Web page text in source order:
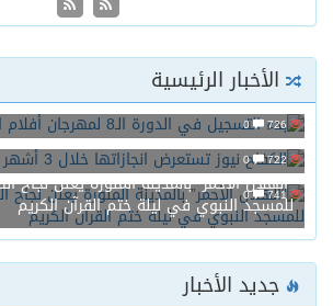
الأخبار الرئيسية
726
0
بدء التسجيل في الدورة الـ8 لمهرجان أفلام السعودية
722
0
الكفاح نيوز تستعرض انجازاتها خلال 3 أشهر من إنطلاقتها .
741
0
“الهلال الأحمر” بالمدينة المنورة يعلن نجاح
للمسجد النبوي في ليلة ختم القرآن الكريم
جديد الأخبار